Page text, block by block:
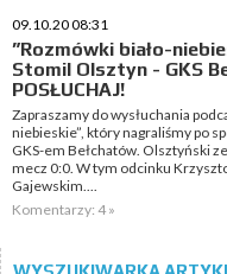
09.10.20 08:31
”Rozmówki biało-
Stomil Olsztyn - GKS
POSŁUCHAJ!
Zapraszamy do wysłuchania
niebieskie”, który nagraliśmy po
GKS-em Bełchatów. Olsztyński
mecz 0:0. W tym odcinku
Gajewskim....
Komentarzy: 4 »